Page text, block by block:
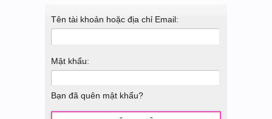
Tên tài khoản hoặc địa chỉ Email:
Mật khẩu:
Bạn đã quên mật khẩu?